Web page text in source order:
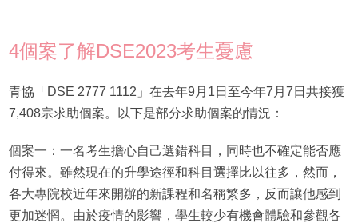
4個案了解DSE2023考生憂慮
青協「DSE 2777 1112」在去年9月1日至今年7月7日共接獲
7,408宗求助個案。以下是部分求助個案的情況：
個案一：一名考生擔心自己選錯科目，同時也不確定能否應
付得來。雖然現在的升學途徑和科目選擇比以往多，然而，
各大專院校近年來開辦的新課程和名稱繁多，反而讓他感到
更加迷惘。由於疫情的影響，學生較少有機會體驗和參觀各